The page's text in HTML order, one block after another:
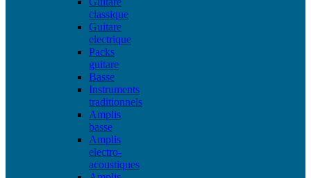
classique
Guitare
electrique
Packs
guitare
Basse
Instruments
traditionnels
Amplis
basse
Amplis
electro-
acoustiques